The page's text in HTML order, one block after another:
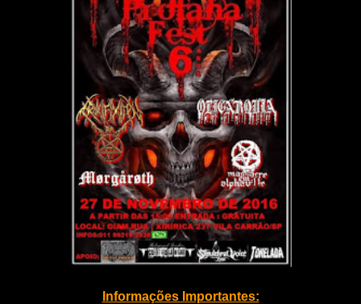
Informações Importantes: